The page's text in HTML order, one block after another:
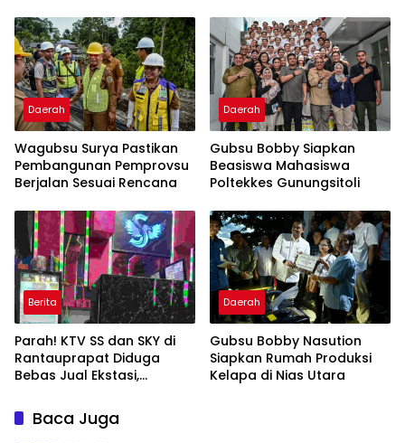
Daerah
Wagubsu Surya Pastikan
Pembangunan Pemprovsu
Berjalan Sesuai Rencana
Daerah
Gubsu Bobby Siapkan
Beasiswa Mahasiswa
Poltekkes Gunungsitoli
Berita
Parah! KTV SS dan SKY di
Rantauprapat Diduga
Bebas Jual Ekstasi,
Ribu per Butir
Daerah
Gubsu Bobby Nasution
Siapkan Rumah Produksi
Kelapa di Nias Utara
Baca Juga